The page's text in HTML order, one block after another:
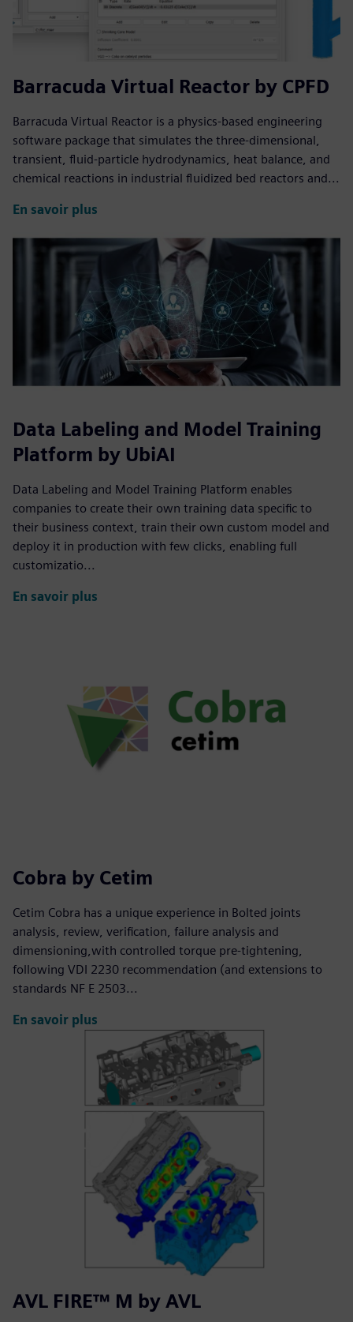
Barracuda Virtual Reactor by CPFD
Barracuda Virtual Reactor is a physics-based engineering
software package that simulates the three-dimensional,
transient, fluid-particle hydrodynamics, heat balance, and
chemical reactions in industrial fluidized bed reactors and...
En savoir plus
Data Labeling and Model Training
Platform by UbiAI
Data Labeling and Model Training Platform enables
companies to create their own training data specific to
their business context, train their own custom model and
deploy it in production with few clicks, enabling full
customizatio...
En savoir plus
Cobra by Cetim
Cetim Cobra has a unique experience in Bolted joints
analysis, review, verification, failure analysis and
dimensioning,with controlled torque pre-tightening,
following VDI 2230 recommendation (and extensions to
standards NF E 2503...
En savoir plus
AVL FIRE™ M by AVL